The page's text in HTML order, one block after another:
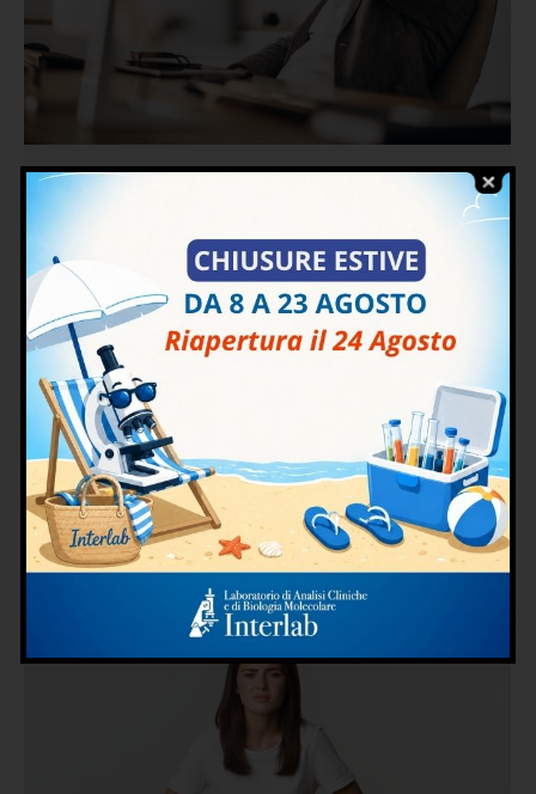
Spossatezza: cosa fare
Quando in un individuo si manifesta
un’incapacità di eseguire i movimenti abituali e
si nota una sensibile riduzione della forza
muscolare, dal punto di vista medico la
condizione si definisce spossatezza. Nello
specifico si tratta di un senso di stanchezza o
esaurimento che si prova nel momento in cui
si utilizzano i muscoli, ma anche…